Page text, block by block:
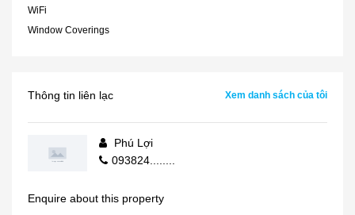
WiFi
Window Coverings
Thông tin liên lạc Xem danh sách của tôi
Phú Lợi
093824........
Enquire about this property